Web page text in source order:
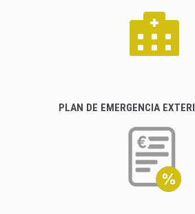
PLAN DE EMERGENCIA